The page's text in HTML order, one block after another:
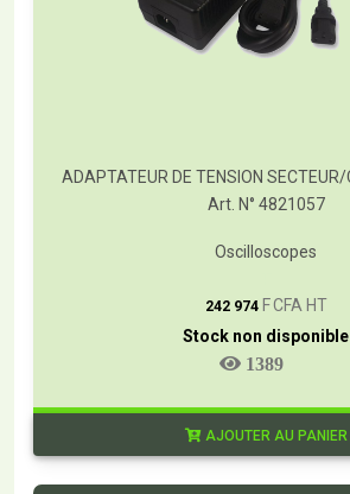
Art. N° 4821057
Oscilloscopes
242 974 F CFA HT
Stock non disponible
1389
AJOUTER AU PANIER